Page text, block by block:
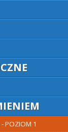
- POZIOM 1